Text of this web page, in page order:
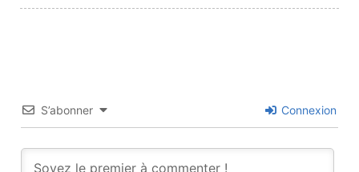
S’abonner Connexion